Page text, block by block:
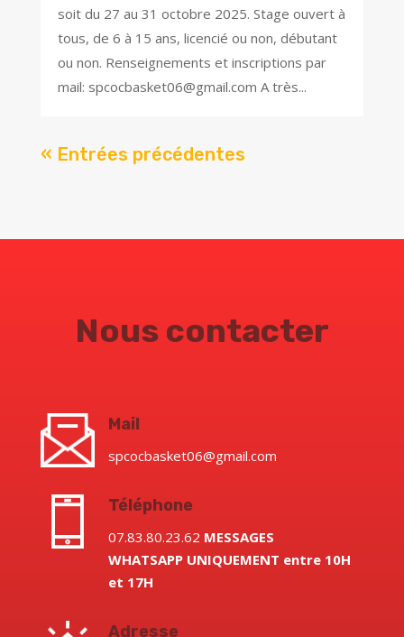
soit du 27 au 31 octobre 2025. Stage ouvert à
tous, de 6 à 15 ans, licencié ou non, débutant
ou non. Renseignements et inscriptions par
mail: spcocbasket06@gmail.com A très...
« Entrées précédentes
Nous contacter
Mail
spcocbasket06@gmail.com
Téléphone
07.83.80.23.62 MESSAGES
WHATSAPPUNIQUEMENT entre 10H
et 17H
Adresse